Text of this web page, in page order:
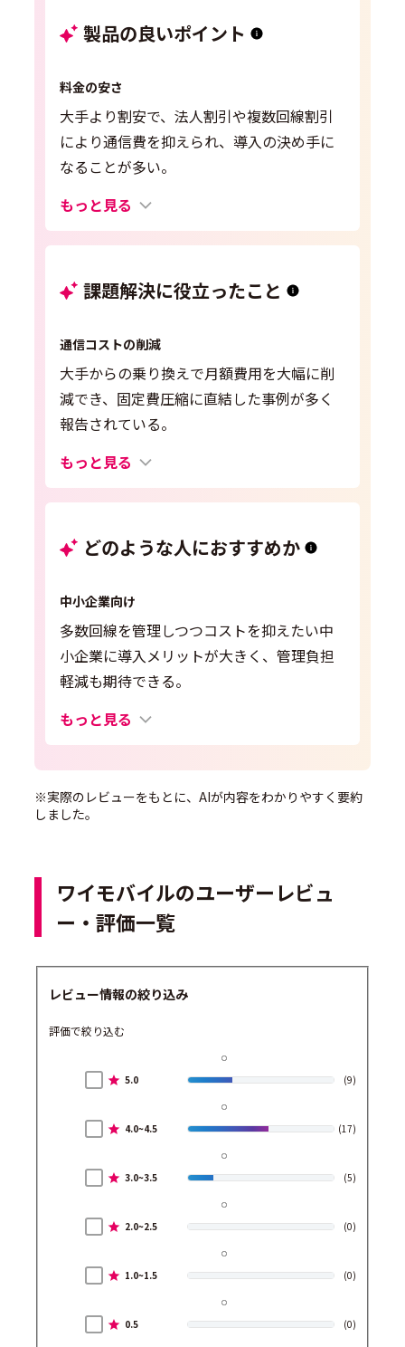
製品の良いポイント
料金の安さ
大手より割安で、法人割引や複数回線割引
により通信費を抑えられ、導入の決め手に
なることが多い。
もっと見る
課題解決に役立ったこと
通信コストの削減
大手からの乗り換えで月額費用を大幅に削
減でき、固定費圧縮に直結した事例が多く
報告されている。
もっと見る
どのような人におすすめか
中小企業向け
多数回線を管理しつつコストを抑えたい中
小企業に導入メリットが大きく、管理負担
軽減も期待できる。
もっと見る
※実際のレビューをもとに、AIが内容をわかりやすく要約
しました。
ワイモバイルのユーザーレビュ
ー・評価一覧
レビュー情報の絞り込み
評価で絞り込む
5.0 (9)
4.0~4.5 (17)
3.0~3.5 (5)
2.0~2.5 (0)
1.0~1.5 (0)
0.5 (0)